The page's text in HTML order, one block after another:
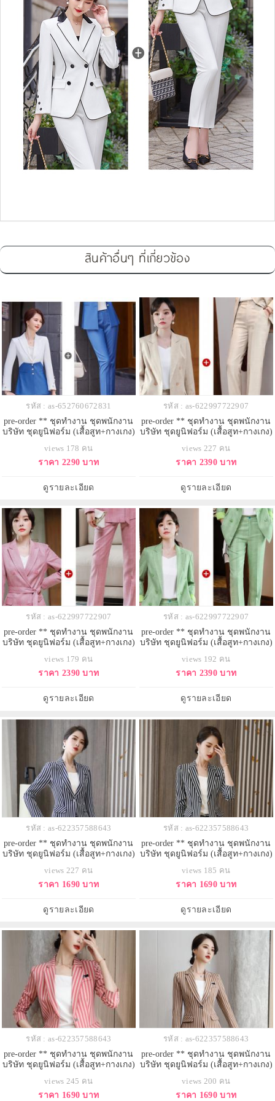
สินค้าอื่นๆ ที่เกี่ยวข้อง
รหัส : as-652760672831
pre-order ** ชุดทำงาน ชุดพนักงาน
บริษัท ชุดยูนิฟอร์ม (เสื้อสูท+กางเกง)
4XL
views 178 คน
ราคา 2290 บาท
ดูรายละเอียด
รหัส : as-622997722907
pre-order ** ชุดทำงาน ชุดพนักงาน
บริษัท ชุดยูนิฟอร์ม (เสื้อสูท+กางเกง)
views 227 คน
ราคา 2390 บาท
ดูรายละเอียด
รหัส : as-622997722907
pre-order ** ชุดทำงาน ชุดพนักงาน
บริษัท ชุดยูนิฟอร์ม (เสื้อสูท+กางเกง)
views 179 คน
ราคา 2390 บาท
ดูรายละเอียด
รหัส : as-622997722907
pre-order ** ชุดทำงาน ชุดพนักงาน
บริษัท ชุดยูนิฟอร์ม (เสื้อสูท+กางเกง)
views 192 คน
ราคา 2390 บาท
ดูรายละเอียด
รหัส : as-622357588643
pre-order ** ชุดทำงาน ชุดพนักงาน
บริษัท ชุดยูนิฟอร์ม (เสื้อสูท+กางเกง)
4XL
views 227 คน
ราคา 1690 บาท
ดูรายละเอียด
รหัส : as-622357588643
pre-order ** ชุดทำงาน ชุดพนักงาน
บริษัท ชุดยูนิฟอร์ม (เสื้อสูท+กางเกง)
4XL
views 185 คน
ราคา 1690 บาท
ดูรายละเอียด
รหัส : as-622357588643
pre-order ** ชุดทำงาน ชุดพนักงาน
บริษัท ชุดยูนิฟอร์ม (เสื้อสูท+กางเกง)
4XL
views 245 คน
ราคา 1690 บาท
รหัส : as-622357588643
pre-order ** ชุดทำงาน ชุดพนักงาน
บริษัท ชุดยูนิฟอร์ม (เสื้อสูท+กางเกง)
4XL
views 200 คน
ราคา 1690 บาท